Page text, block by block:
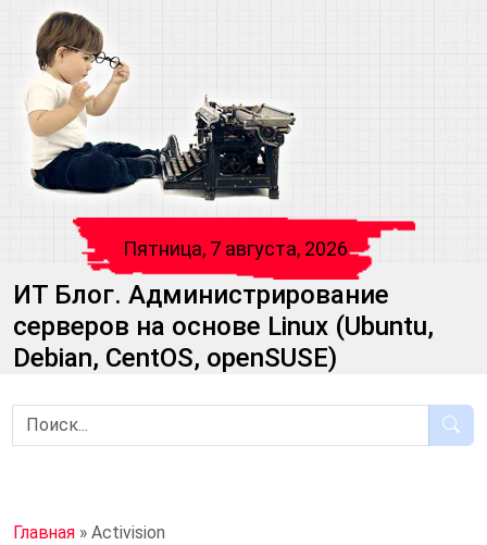
Пятница, 7 августа, 2026
ИТ Блог. Администрирование
серверов на основе Linux (Ubuntu,
Debian, CentOS, openSUSE)
Главная » Activision